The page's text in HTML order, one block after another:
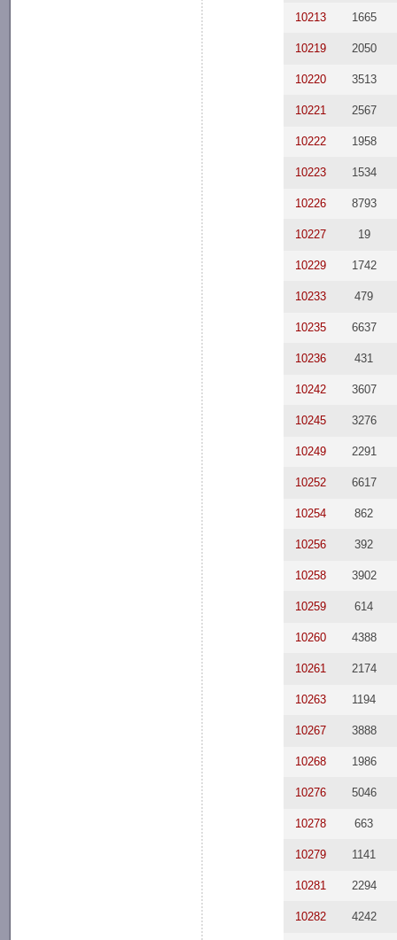
10213 1665
10219 2050
10220 3513
10221 2567
10222 1958
10223 1534
10226 8793
10227 19
10229 1742
10233 479
10235 6637
10236 431
10242 3607
10245 3276
10249 2291
10252 6617
10254 862
10256 392
10258 3902
10259 614
10260 4388
10261 2174
10263 1194
10267 3888
10268 1986
10276 5046
10278 663
10279 1141
10281 2294
10282 4242